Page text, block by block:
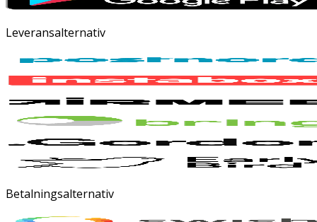
Leveransalternativ
Betalningsalternativ